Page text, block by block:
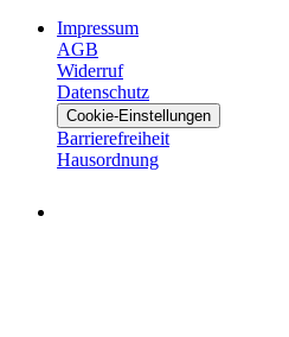
Impressum
AGB
Widerruf
Datenschutz
Cookie-Einstellungen
Barrierefreiheit
Hausordnung